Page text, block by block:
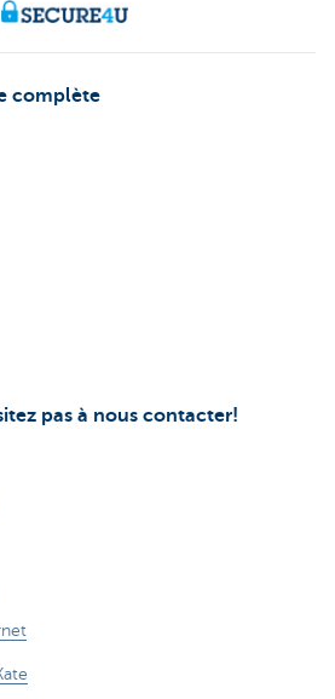
complète
pas à nous contacter!